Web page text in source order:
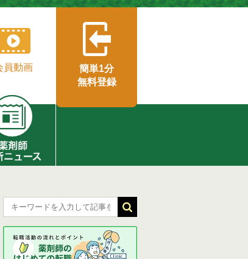
員動画
簡単1分
無料登録